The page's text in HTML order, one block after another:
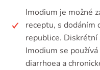
Imodium je možné
receptu, s dodáním
republice. Diskrétní
Imodium se
diarrhoea a